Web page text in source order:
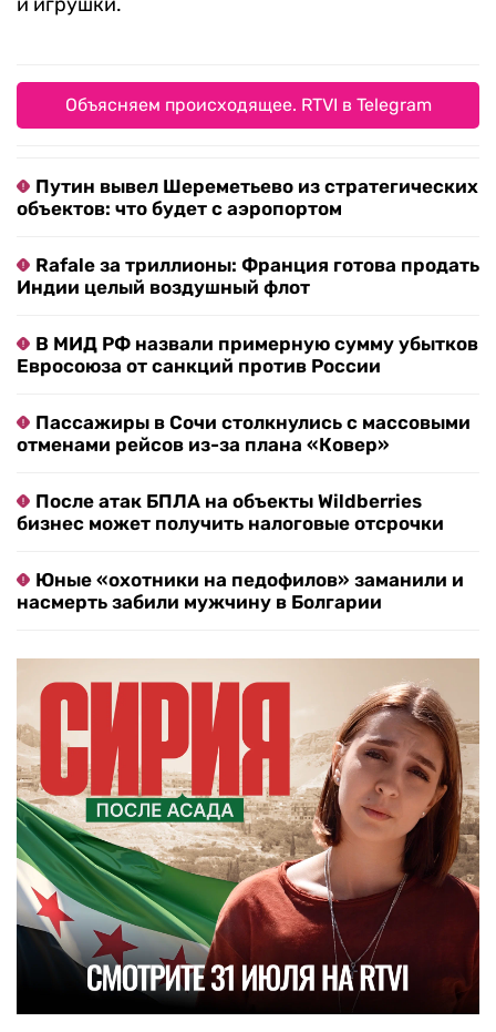
Объясняем происходящее. RTVI в Telegram
Путин вывел Шереметьево из стратегических
объектов: что будет с аэропортом
Rafale за триллионы: Франция готова продать
Индии целый воздушный флот
В МИД РФ назвали примерную сумму убытков
Евросоюза от санкций против России
Пассажиры в Сочи столкнулись с массовыми
отменами рейсов из-за плана «Ковер»
После атак БПЛА на объекты Wildberries
бизнес может получить налоговые отсрочки
Юные «охотники на педофилов» заманили и
насмерть забили мужчину в Болгарии